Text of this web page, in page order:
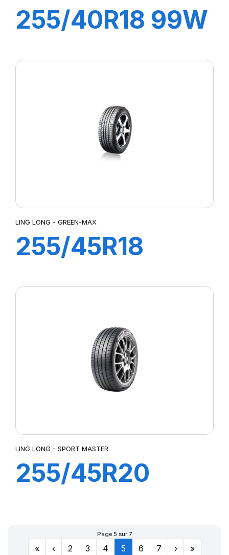
255/40R18 99W
LING LONG - GREEN-MAX
255/45R18
LING LONG - SPORT MASTER
255/45R20
MASTER C/S
Page 5 sur 7
« ‹ 2 3 4 5 6 7 › »